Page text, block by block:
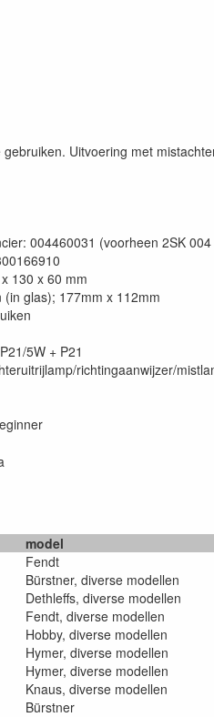
Uitvoering met
004460031 (voorheen 2SK
130 x 60 mm
glas); 177mm x 112mm
5W + P21
richtingaanwijzer/
model
Fendt
Bürstner, diverse modellen
Dethleffs, diverse modellen
Fendt, diverse modellen
Hobby, diverse modellen
Hymer, diverse modellen
Hymer, diverse modellen
Knaus, diverse modellen
Bürstner